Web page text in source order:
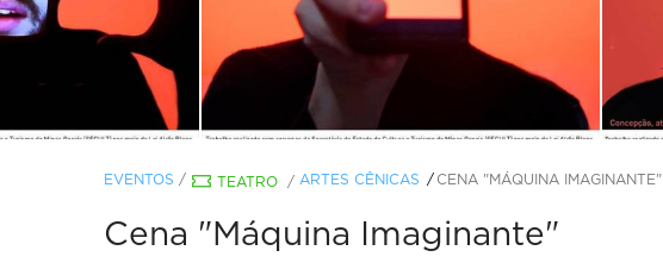
EVENTOS / TEATRO / ARTES CÊNICAS CENA "MÁQUINA IMAGINANTE"
Cena "Máquina Imaginante"